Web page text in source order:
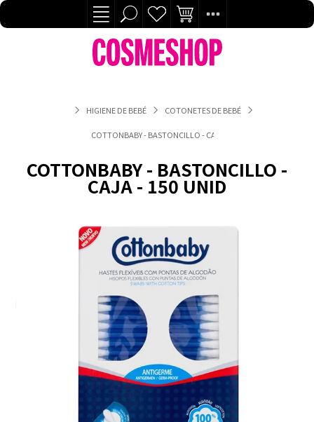
HIGIENE DE BEBÉ COTONETES DE BEBÉ
COTTONBABY - BASTONCILLO - CAJA - 150 UNID
COTTONBABY - BASTONCILLO -
CAJA - 150 UNID